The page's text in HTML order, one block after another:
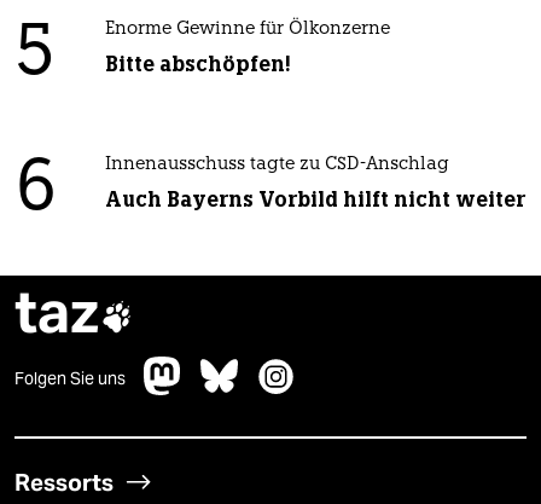
5 Enorme Gewinne für Ölkonzerne
Bitte abschöpfen!
6 Innenausschuss tagte zu CSD-Anschlag
Auch Bayerns Vorbild hilft nicht weiter
taz
Folgen Sie uns
Ressorts